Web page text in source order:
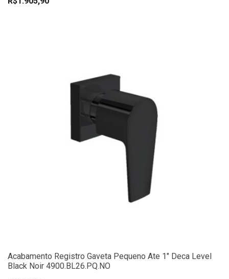
Acabamento Registro Gaveta Pequeno Ate 1" Deca Level
Black Noir 4900.BL26.PQ.NO